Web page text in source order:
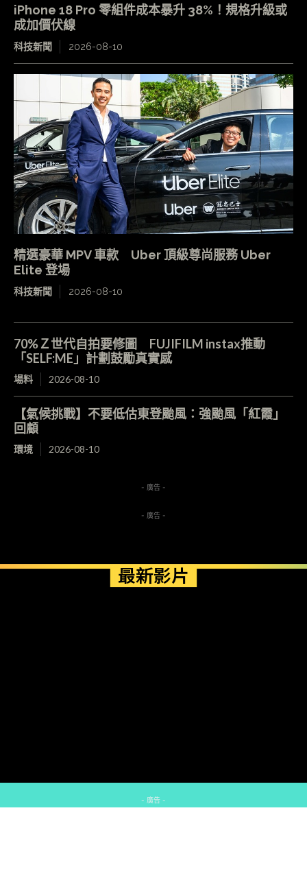
iPhone 18 Pro 零組件成本暴升 38%！規格升級或
成加價伏線
科技新聞 2026-08-10
精選豪華 MPV 車款 Uber 頂級尊尚服務 Uber
Elite 登場
科技新聞 2026-08-10
70%Ｚ世代自拍要修圖 FUJIFILM instax推動
「SELF:ME」計劃鼓勵真實感
場料 2026-08-10
【氣候挑戰】不要低估東登颱風：強颱風「紅霞」
回顧
環境 2026-08-10
- 廣告 -
- 廣告 -
最新影片
- 廣告 -